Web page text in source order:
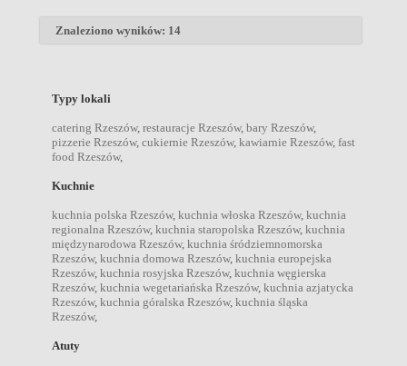
Znaleziono wyników: 14
Typy lokali
catering Rzeszów, restauracje Rzeszów, bary Rzeszów,
pizzerie Rzeszów, cukiernie Rzeszów, kawiarnie Rzeszów, fast
food Rzeszów,
Kuchnie
kuchnia polska Rzeszów, kuchnia włoska Rzeszów, kuchnia
regionalna Rzeszów, kuchnia staropolska Rzeszów, kuchnia
międzynarodowa Rzeszów, kuchnia śródziemnomorska
Rzeszów, kuchnia domowa Rzeszów, kuchnia europejska
Rzeszów, kuchnia rosyjska Rzeszów, kuchnia węgierska
Rzeszów, kuchnia wegetariańska Rzeszów, kuchnia azjatycka
Rzeszów, kuchnia góralska Rzeszów, kuchnia śląska
Rzeszów,
Atuty